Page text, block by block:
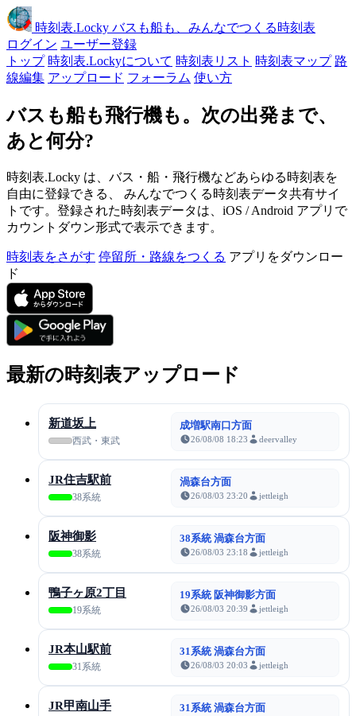
時刻表.Locky バスも船も、みんなでつくる時刻表
ログイン ユーザー登録
トップ 時刻表.Lockyについて 時刻表リスト 時刻表マップ 路
線編集 アップロード フォーラム 使い方
バスも船も飛行機も。次の出発まで、
あと何分?
時刻表.Locky は、バス・船・飛行機などあらゆる時刻表を
自由に登録できる、 みんなでつくる時刻表データ共有サイ
トです。登録された時刻表データは、iOS / Android アプリで
カウントダウン形式で表示できます。
時刻表をさがす 停留所・路線をつくる アプリをダウンロー
ド
最新の時刻表アップロード
新道坂上
西武・東武
成増駅南口方面
26/08/08 18:23 deervalley
JR住吉駅前
38系統
渦森台方面
26/08/03 23:20 jettleigh
阪神御影
38系統
38系統 渦森台方面
26/08/03 23:18 jettleigh
鴨子ヶ原2丁目
19系統
19系統 阪神御影方面
26/08/03 20:39 jettleigh
JR本山駅前
31系統
31系統 渦森台方面
26/08/03 20:03 jettleigh
JR甲南山手 31系統 渦森台方面